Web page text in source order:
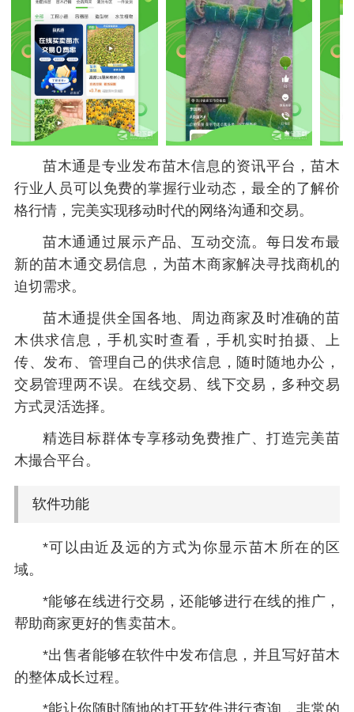
苗木通是专业发布苗木信息的资讯平台，苗木
行业人员可以免费的掌握行业动态，最全的了解价
格行情，完美实现移动时代的网络沟通和交易。
苗木通通过展示产品、互动交流。每日发布最
新的苗木通交易信息，为苗木商家解决寻找商机的
迫切需求。
苗木通提供全国各地、周边商家及时准确的苗
木供求信息，手机实时查看，手机实时拍摄、上
传、发布、管理自己的供求信息，随时随地办公，
交易管理两不误。在线交易、线下交易，多种交易
方式灵活选择。
精选目标群体专享移动免费推广、打造完美苗
木撮合平台。
软件功能
*可以由近及远的方式为你显示苗木所在的区
域。
*能够在线进行交易，还能够进行在线的推广，
帮助商家更好的售卖苗木。
*出售者能够在软件中发布信息，并且写好苗木
的整体成长过程。